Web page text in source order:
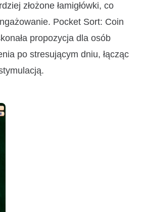
złożone łamigłówki, co
Pocket Sort: Coin
propozycja dla osób
po stresującym dniu, łącząc